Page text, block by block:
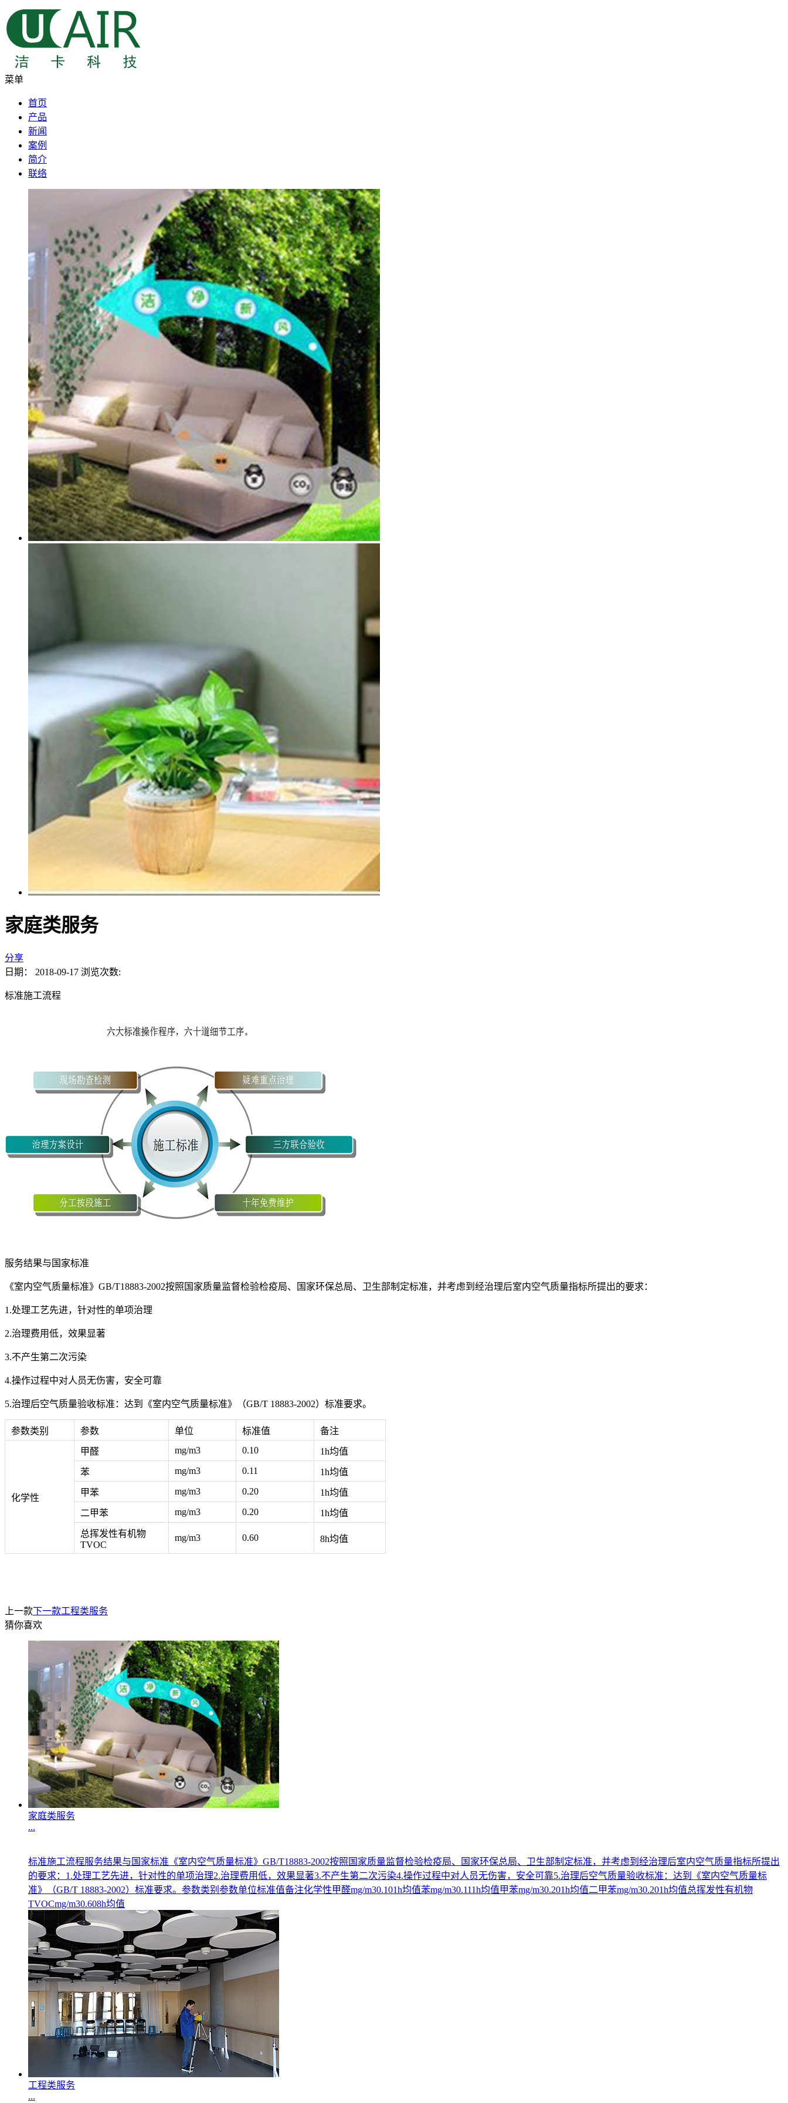
菜单
首页
产品
新闻
案例
简介
联络
家庭类服务
分享
日期：
2018-09-17 浏览次数:
标准施工流程
服务结果与国家标准
《室内空气质量标准》GB/T18883-2002按照国家质量监督检验检疫局、国家环保总局、卫生部制定标准，并考虑到经治理后室内空气质量指标所提出的要求：
1.处理工艺先进，针对性的单项治理
2.治理费用低，效果显著
3.不产生第二次污染
4.操作过程中对人员无伤害，安全可靠
5.治理后空气质量验收标准：达到《室内空气质量标准》（GB/T 18883-2002）标准要求。
参数类别 参数 单位 标准值 备注
化学性
甲醛 mg/m3 0.10 1h均值
苯 mg/m3 0.11 1h均值
甲苯 mg/m3 0.20 1h均值
二甲苯 mg/m3 0.20 1h均值
总挥发性有机物
TVOC
mg/m3 0.60 8h均值
上一款下一款工程类服务
猜你喜欢
家庭类服务
...
标准施工流程服务结果与国家标准《室内空气质量标准》GB/T18883-2002按照国家质量监督检验检疫局、国家环保总局、卫生部制定标准，并考虑到经治理后室内空气质量指标所提出
的要求：1.处理工艺先进，针对性的单项治理2.治理费用低，效果显著3.不产生第二次污染4.操作过程中对人员无伤害，安全可靠5.治理后空气质量验收标准：达到《室内空气质量标
准》（GB/T 18883-2002）标准要求。参数类别参数单位标准值备注化学性甲醛mg/m30.101h均值苯mg/m30.111h均值甲苯mg/m30.201h均值二甲苯mg/m30.201h均值总挥发性有机物
TVOCmg/m30.608h均值
工程类服务
...